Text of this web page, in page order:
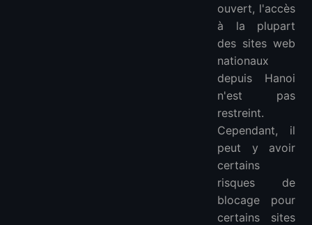
ouvert, l'accès
à la plupart
des sites web
nationaux
depuis Hanoi
n'est pas
restreint.
Cependant, il
peut y avoir
certains
risques de
blocage pour
certains sites